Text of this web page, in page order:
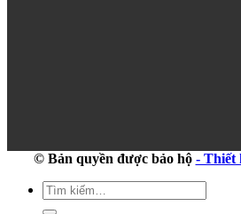
© Bản quyền được bảo hộ - Thiết